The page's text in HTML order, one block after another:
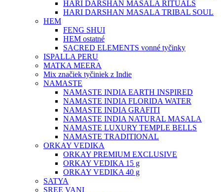
HARI DARSHAN MASALA RITUALS
HARI DARSHAN MASALA TRIBAL SOUL
HEM
FENG SHUI
HEM ostatné
SACRED ELEMENTS vonné tyčinky
ISPALLA PERU
MATKA MEERA
Mix značiek tyčiniek z Indie
NAMASTE
NAMASTE INDIA EARTH INSPIRED
NAMASTE INDIA FLORIDA WATER
NAMASTE INDIA GRAFITI
NAMASTE INDIA NATURAL MASALA
NAMASTE LUXURY TEMPLE BELLS
NAMASTE TRADITIONAL
ORKAY VEDIKA
ORKAY PREMIUM EXCLUSIVE
ORKAY VEDIKA 15 g
ORKAY VEDIKA 40 g
SATYA
SREE VANI